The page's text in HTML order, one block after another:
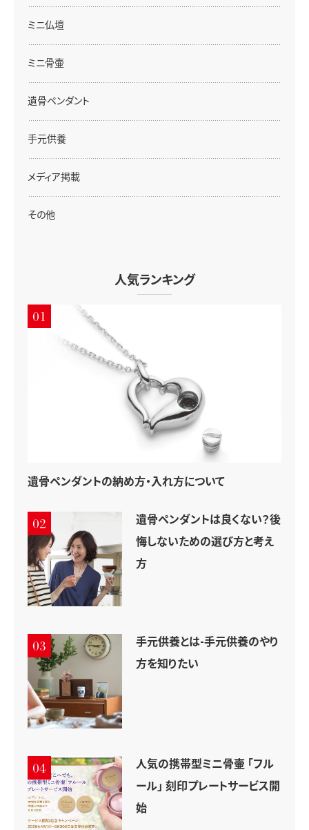
ミニ仏壇
ミニ骨壷
遺骨ペンダント
手元供養
メディア掲載
その他
人気ランキング
01
遺骨ペンダントの納め方・入れ方について
02
遺骨ペンダントは良くない？後
悔しないための選び方と考え
方
03
手元供養とは-手元供養のやり
方を知りたい
04
人気の携帯型ミニ骨壷 「フル
ール」 刻印プレートサービス開
始